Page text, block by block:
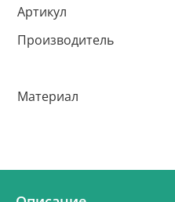
Артикул
Производитель
Материал